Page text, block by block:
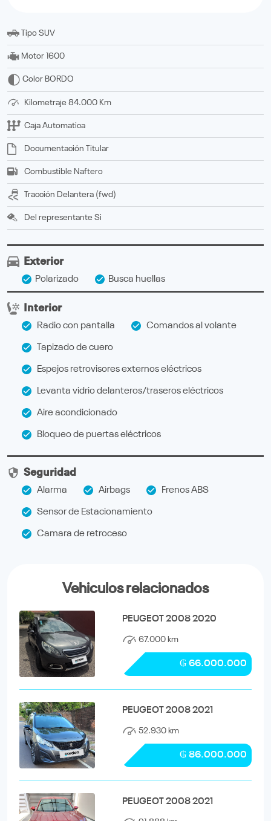
Tipo SUV
Motor 1600
Color BORDO
Kilometraje 84.000 Km
Caja Automatica
Documentación titular
Combustible Naftero
Tracción delantera (fwd)
Del representante Si
Exterior
Polarizado Busca huellas
Interior
Radio con pantalla Comandos al volante
Tapizado de cuero
Espejos retrovisores externos eléctricos
Levanta vidrio delanteros/traseros eléctricos
Aire acondicionado
Bloqueo de puertas eléctricos
Seguridad
Alarma Airbags Frenos ABS
Sensor de Estacionamiento
Camara de retroceso
Vehiculos relacionados
PEUGEOT 2008 2020
67.000 km
₲ 66.000.000
PEUGEOT 2008 2021
52.930 km
₲ 86.000.000
PEUGEOT 2008 2021